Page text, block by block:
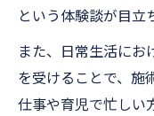
という体験談が目立
また、日常生活にお
を受けることで、施
仕事や育児で忙しい